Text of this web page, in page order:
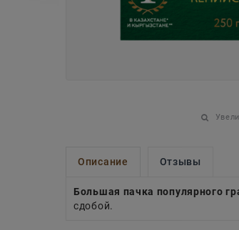
Описание Отзывы
Большая пачка популярного
сдобой.